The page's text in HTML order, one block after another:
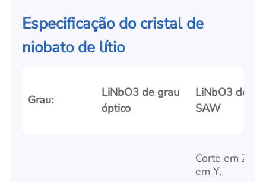
Especificação do cristal de
niobato de lítio
Grau:
LiNbO3 de grau
óptico
LiNbO3 de
SAW
Corte em Z,
em Y,